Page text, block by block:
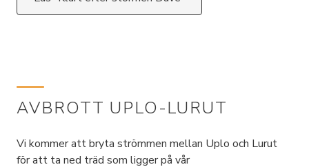
AVBROTT UPLO-LURUT
Vi kommer att bryta strömmen mellan Uplo och Lurut
för att ta ned träd som ligger på vår